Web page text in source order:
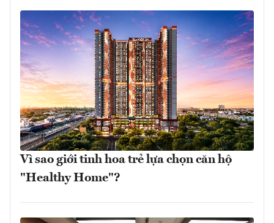
Vì sao giới tinh hoa trẻ lựa chọn căn hộ
"Healthy Home"?